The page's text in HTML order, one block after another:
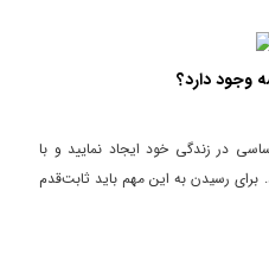
ابتدا درست تعریف شوند، تو خیلی
می‌بری.
وجود دارد؟
در زندگی خود ایجاد نمایید و با
برای رسیدن به این مهم باید ثابت‌قدم